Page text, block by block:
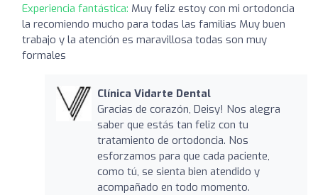
Experiencia fantástica: Muy feliz estoy con mi ortodoncia
la recomiendo mucho para todas las familias Muy buen
trabajo y la atención es maravillosa todas son muy
formales
Clínica Vidarte Dental
Gracias de corazón, Deisy! Nos alegra
saber que estás tan feliz con tu
tratamiento de ortodoncia. Nos
esforzamos para que cada paciente,
como tú, se sienta bien atendido y
acompañado en todo momento.